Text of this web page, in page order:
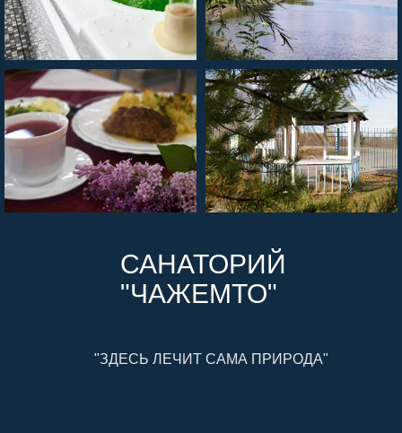
САНАТОРИЙ
"ЧАЖЕМТО"
"ЗДЕСЬ ЛЕЧИТ САМА ПРИРОДА"